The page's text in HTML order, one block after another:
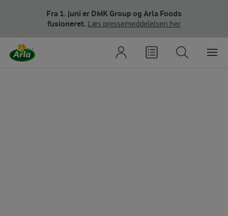
Fra 1. juni er DMK Group og Arla Foods
fusioneret. Læs pressemeddelelsen her